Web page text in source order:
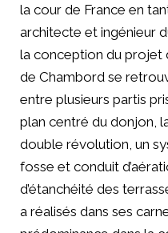
la cour de France en
architecte et ingénieur
la conception du projet
de Chambord se
entre plusieurs partis
plan centré du donjon,
double révolution, un
fosse et conduit
d’étanchéité des
a réalisés dans ses